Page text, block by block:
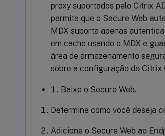
proxy suportados pelo Citrix
permite que o Secure Web
MDX suporta apenas
em cache usando o MDX e
área de armazenamento
sobre a configuração do Citrix
Baixe o Secure Web.
Determine como você deseja
Adicione o Secure Web ao